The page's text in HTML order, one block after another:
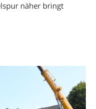
näher bringt